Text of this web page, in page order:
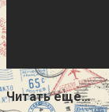
Читать еще…